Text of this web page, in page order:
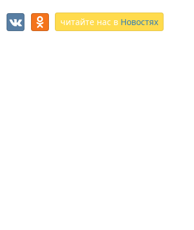
читайте нас в Новостях